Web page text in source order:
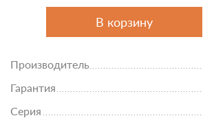
В корзину
Производитель
Гарантия
Серия